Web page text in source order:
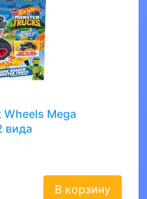
Mega
вида
В корзину